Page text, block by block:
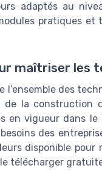
adaptés au
pratiques
maîtriser les
des
la construction
en vigueur dans
des
disponible
télécharger